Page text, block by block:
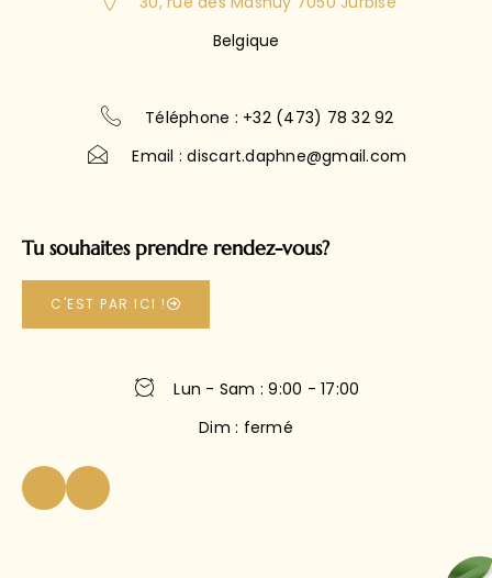
Belgique
Téléphone : +32 (473) 78 32 92
Email : discart.daphne@gmail.com
Tu souhaites prendre rendez-vous?
C'EST PAR ICI !
Lun - Sam : 9:00 - 17:00
Dim : fermé